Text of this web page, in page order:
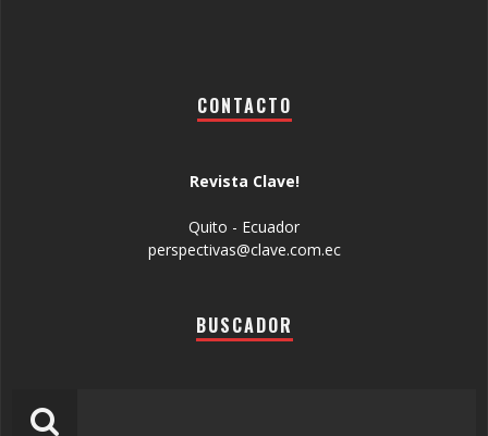
CONTACTO
Revista Clave!
Quito - Ecuador
perspectivas@clave.com.ec
BUSCADOR